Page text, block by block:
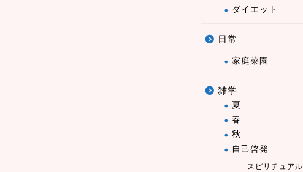
ダイエット
日常
家庭菜園
雑学
夏
春
秋
自己啓発
スピリチュアル